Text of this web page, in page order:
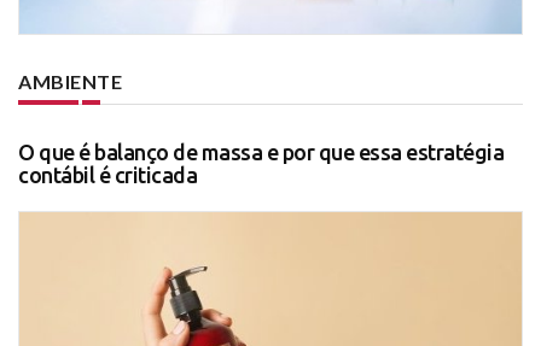
AMBIENTE
O que é balanço de massa e por que essa estratégia
contábil é criticada